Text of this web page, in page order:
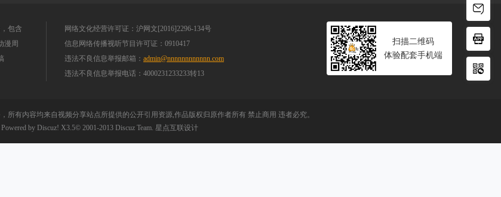
包含
漫周
网络文化经营许可证：沪网文[2016]2296-134号
信息网络传播视听节目许可证：0910417
违法不良信息举报邮箱： admin@nnnnnnnnnnnn.com
违法不良信息举报电话：4000231233233转13
扫描二维码
体验配套手机端
所有内容均来自视频分享站点所提供的公开引用资源,作品版权归原作者所有 禁止商用 违者必究。
Powered by Discuz! X3.5© 2001-2013 Discuz Team. 星点互联设计